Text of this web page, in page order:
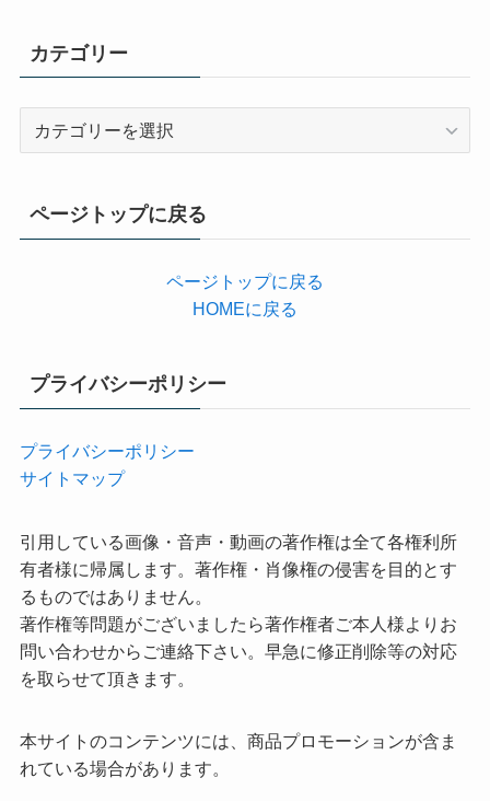
カテゴリー
ページトップに戻る
ページトップに戻る
HOMEに戻る
プライバシーポリシー
プライバシーポリシー
サイトマップ
引用している画像・音声・動画の著作権は全て各権利所
有者様に帰属します。著作権・肖像権の侵害を目的とす
るものではありません。
著作権等問題がございましたら著作権者ご本人様よりお
問い合わせからご連絡下さい。早急に修正削除等の対応
を取らせて頂きます。
本サイトのコンテンツには、商品プロモーションが含ま
れている場合があります。